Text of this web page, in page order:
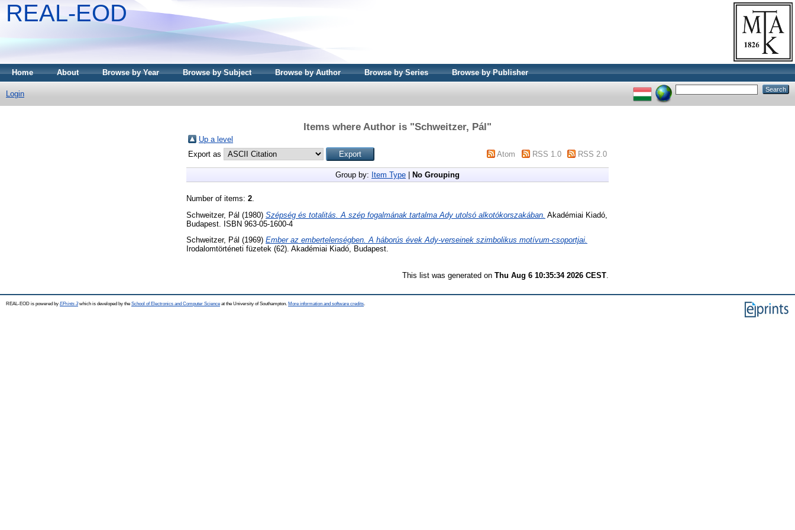
REAL-EOD
Home About Browse by Year Browse by Subject Browse by Author Browse by Series Browse by Publisher
Login
Items where Author is "Schweitzer, Pál"
Up a level
Export as
Atom RSS 1.0 RSS 2.0
Group by: Item Type No Grouping
Number of items: 2
Schweitzer, Pál (1980) Szépség és totalitás. A szép fogalmának tartalma Ady utolsó alkotókorszakában. Akadémiai Kiadó,
Budapest. ISBN 963-05-1600-4
Schweitzer, Pál (1969) Ember az embertelenségben. A háborús évek Ady-verseinek szimbolikus motívum-csoportjai.
Irodalomtörténeti füzetek (62). Akadémiai Kiadó, Budapest.
This list was generated on Thu Aug 6 10:35:34 2026 CEST.
REAL-EOD is powered by EPrints 3which is developed by the School of Electronics and Computer Science at the University of Southampton. More information and software credits